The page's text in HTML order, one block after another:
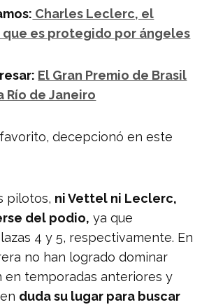
(@F1)May 12, 2019
Charles Leclerc, el
que es protegido por ángeles
El Gran Premio de Brasil
Río de Janeiro
decepcionó en este
pilotos, ni Vettel ni Leclerc,
del podio, ya que
4 y 5, respectivamente. En
no han logrado dominar
en temporadas anteriores y
duda su lugar para buscar